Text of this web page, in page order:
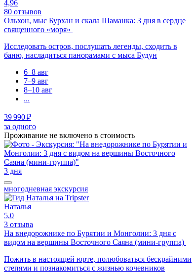
4,96
80 отзывов
Ольхон, мыс Бурхан и скала Шаманка: 3 дня в сердце
священного «моря»
Исследовать остров, послушать легенды, сходить в
баню, насладиться панорамами с мыса Будун
6–8 авг
7–9 авг
8–10 авг
...
39 990 ₽
за одного
Проживание не включено в стоимость
3 дня
многодневная экскурсия
Наталья
5,0
3 отзыва
На внедорожнике по Бурятии и Монголии: 3 дня с
видом на вершины Восточного Саяна (мини-группа)
Пожить в настоящей юрте, полюбоваться бескрайними
степями и познакомиться с жизнью кочевников